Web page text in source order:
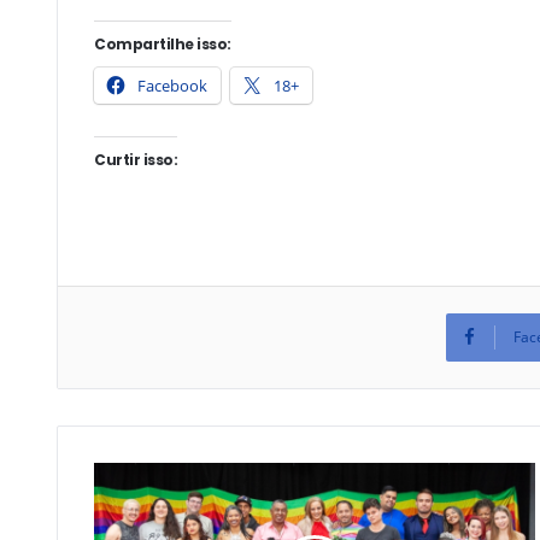
Compartilhe isso:
Facebook 18+
Curtir isso: